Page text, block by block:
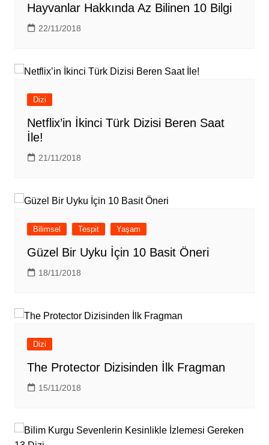
Hayvanlar Hakkında Az Bilinen 10 Bilgi
22/11/2018
Dizi
Netflix’in İkinci Türk Dizisi Beren Saat
İle!
21/11/2018
Bilimsel Tespit Yaşam
Güzel Bir Uyku İçin 10 Basit Öneri
18/11/2018
Dizi
The Protector Dizisinden İlk Fragman
15/11/2018